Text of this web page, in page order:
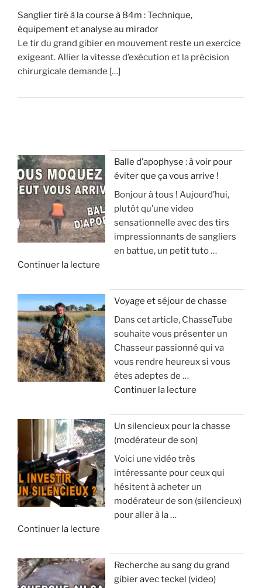
Sanglier tiré à la course à 84m : Technique,
équipement et analyse au mirador
Le tir du grand gibier en mouvement reste un exercice
exigeant. Allier la vitesse d’exécution et la précision
chirurgicale demande […]
Balle d’apophyse : à voir pour
éviter que ça vous arrive !
Bonjour à tous ! Aujourd’hui,
plutôt qu’une video
sensationnelle avec des tirs
impressionnants de sangliers
en battue, un petit tuto …
Continuer la lecture
«
B
a
l
l
e
a
p
o
p
h
y
s
à
v
Voyage et séjour de chasse
Dans cet article, ChasseTube
souhaite vous présenter un
Chasseur passionné qui va
vous rendre heureux si vous
êtes adeptes de …
Continuer la lecture
«
V
y
a
g
s
é
j
Un silencieux pour la chasse
(modérateur de son)
Voici une vidéo très
intéressante pour ceux qui
hésitent à acheter un
modérateur de son (silencieux)
pour aller à la …
Continuer la lecture
«
U
Recherche au sang du grand
gibier avec teckel (video)